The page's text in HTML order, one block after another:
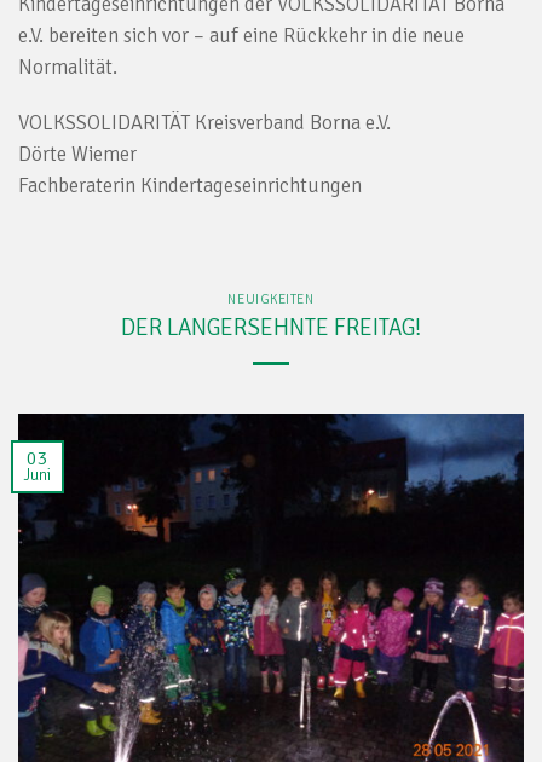
e.V. bereiten sich vor – auf eine Rückkehr in die neue
Normalität.
VOLKSSOLIDARITÄT Kreisverband Borna e.V.
Dörte Wiemer
Fachberaterin Kindertageseinrichtungen
NEUIGKEITEN
DER LANGERSEHNTE FREITAG!
03
Juni